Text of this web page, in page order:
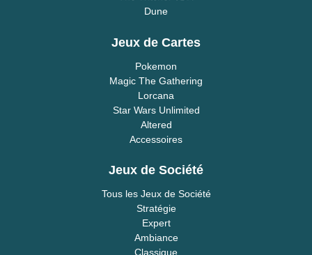
Dune
Jeux de Cartes
Pokemon
Magic The Gathering
Lorcana
Star Wars Unlimited
Altered
Accessoires
Jeux de Société
Tous les Jeux de Société
Stratégie
Expert
Ambiance
Classique